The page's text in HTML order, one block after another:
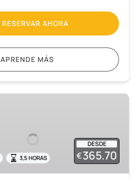
RESERVAR AHORA
APRENDE MÁS
DESDE
€365.70
3,5 HORAS